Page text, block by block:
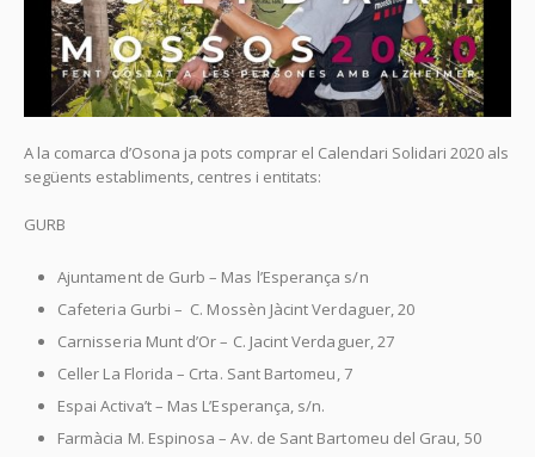
A la comarca d’Osona ja pots comprar el Calendari Solidari 2020 als
següents establiments, centres i entitats:
GURB
Ajuntament de Gurb – Mas l’Esperança s/n
Cafeteria Gurbi – C. Mossèn Jàcint Verdaguer, 20
Carnisseria Munt d’Or – C. Jacint Verdaguer, 27
Celler La Florida – Crta. Sant Bartomeu, 7
Espai Activa’t – Mas L’Esperança, s/n.
Farmàcia M. Espinosa – Av. de Sant Bartomeu del Grau, 50